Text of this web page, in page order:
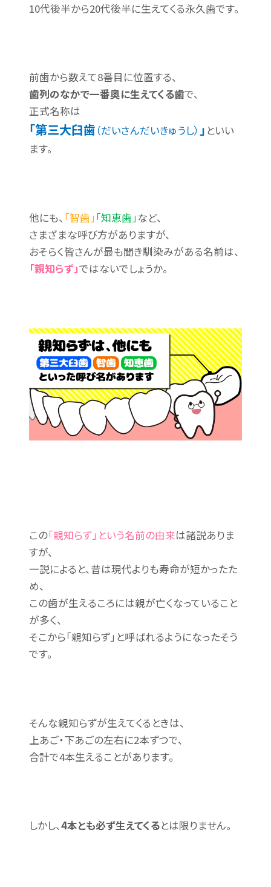
10代後半から20代後半に生えてくる永久歯です。
前歯から数えて8番目に位置する、
歯列のなかで一番奥に生えてくる歯で、
正式名称は
「第三大臼歯（だいさんだいきゅうし） 」 といい
ます。
他にも、 「智歯」 「知恵歯」 など、
さまざまな呼び方がありますが、
おそらく皆さんが最も聞き馴染みがある名前は、
「親知らず」ではないでしょうか。
この「親知らず」という名前の由来は諸説ありま
すが、
一説によると、昔は現代よりも寿命が短かったた
め、
この歯が生えるころには親が亡くなっていること
が多く、
そこから「親知らず」と呼ばれるようになったそう
です。
そんな親知らずが生えてくるときは、
上あご・下あごの左右に2本ずつで、
合計で4本生えることがあります。
しかし、4本とも必ず生えてくるとは限りません。